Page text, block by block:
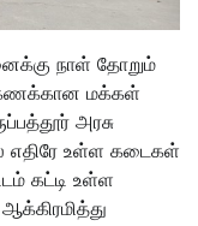
நாள் தோறும்
மக்கள்
அரசு
எதிரே உள்ள கடைகள்
கட்டி உள்ள